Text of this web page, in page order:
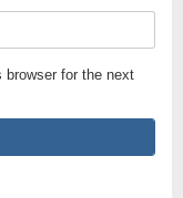
for the next